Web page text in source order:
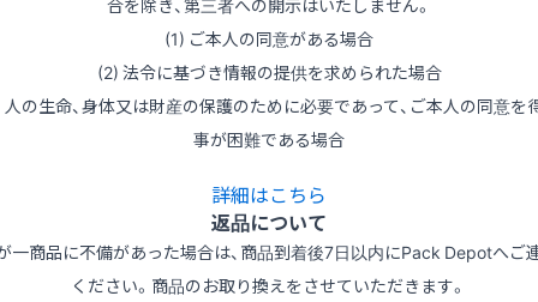
合を除き、第三者への開示はいたしません。
(1) ご本人の同意がある場合
(2) 法令に基づき情報の提供を求められた場合
の生命、身体又は財産の保護のために必要であって、ご本人の同意を
事が困難である場合
詳細はこちら
返品について
一商品に不備があった場合は、商品到着後7日以内にPack Depotへご
ください。商品のお取り換えをさせていただきます。